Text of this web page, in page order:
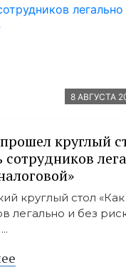
8 АВГУСТА
круглый
круглый стол
легально и без